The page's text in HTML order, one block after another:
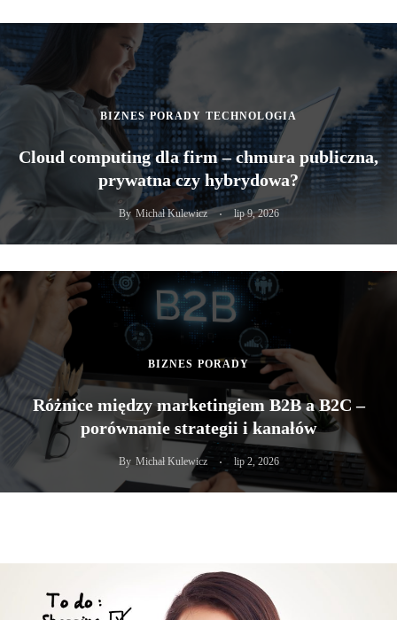
BIZNES PORADY TECHNOLOGIA
Cloud computing dla firm – chmura publiczna,
prywatna czy hybrydowa?
By Michał Kulewicz lip 9, 2026
BIZNES PORADY
Różnice między marketingiem B2B a B2C –
porównanie strategii i kanałów
By Michał Kulewicz lip 2, 2026